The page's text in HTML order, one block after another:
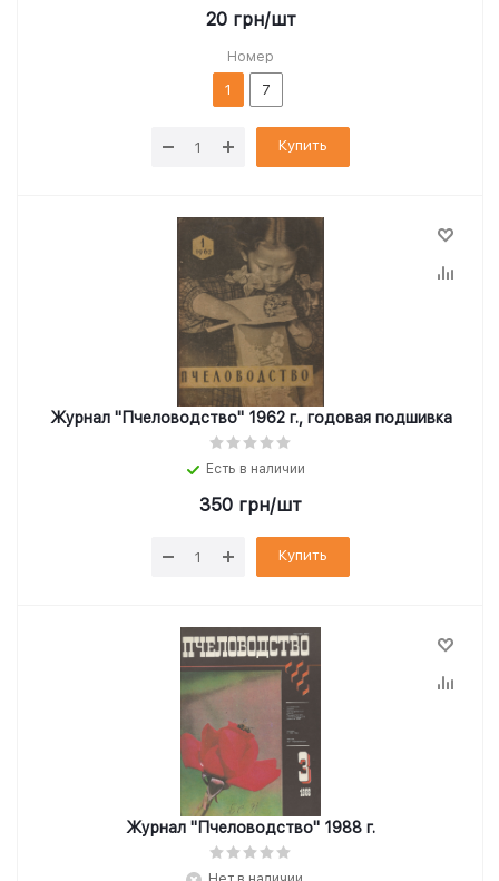
20грн/шт
Номер
1 7
Купить
Журнал "Пчеловодство" 1962 г., годовая подшивка
Есть в наличии
350 грн/шт
Купить
Журнал "Пчеловодство" 1988 г.